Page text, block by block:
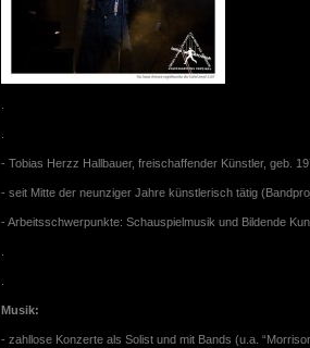
- Tobias Herzz Hallbauer, freischaffender Künstler, geb.
- seit Mitte der neunziger Jahre künstlerisch tätig
- Arbeitsschwerpunkte: Schauspielmusik und Bildende
Musik:
- zahllose Konzerte als Solist und mit Bands (u.a.